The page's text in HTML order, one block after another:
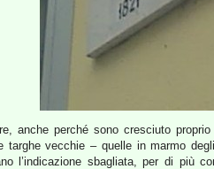
anche perché sono cresciuto
targhe vecchie – quelle in marmo
l’indicazione sbagliata, per di più